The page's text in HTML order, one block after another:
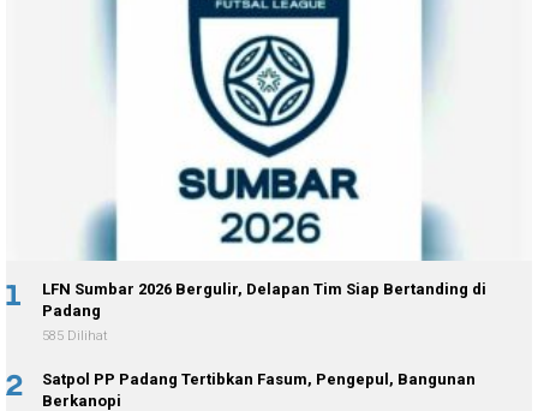
1
LFN Sumbar 2026 Bergulir, Delapan Tim Siap Bertanding di
Padang
585 Dilihat
2
Satpol PP Padang Tertibkan Fasum, Pengepul, Bangunan
Berkanopi